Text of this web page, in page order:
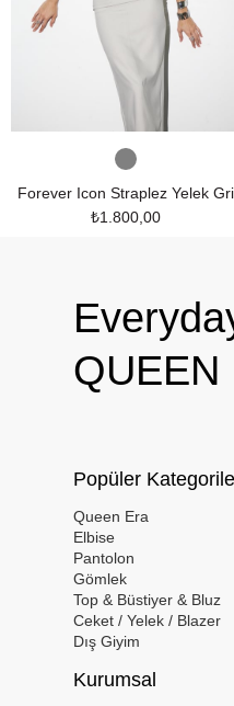
Forever Icon Straplez Yelek Gri
₺1.800,00
QUEEN
Popüler
Queen Era
Elbise
Pantolon
Gömlek
Top & Büstiyer & Bluz
Ceket / Yelek / Blazer
Dış Giyim
Kurumsal